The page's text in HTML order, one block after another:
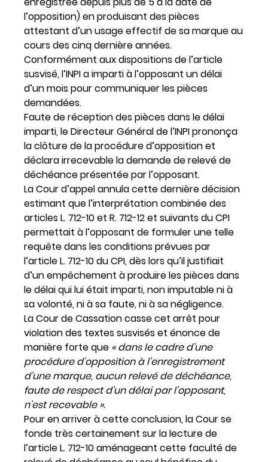
l’opposition) en produisant des pièces
attestant d’un usage effectif de sa marque au
cours des cinq dernière années.
Conformément aux dispositions de l’article
susvisé, l’INPI a imparti à l’opposant un délai
d’un mois pour communiquer les pièces
demandées.
Faute de réception des pièces dans le délai
imparti, le Directeur Général de l’INPI prononça
la clôture de la procédure d’opposition et
déclara irrecevable la demande de relevé de
déchéance présentée par l’opposant.
La Cour d’appel annula cette dernière décision
estimant que l’interprétation combinée des
articles L. 712-10 et R. 712-12 et suivants du CPI
permettait à l’opposant de formuler une telle
requête dans les conditions prévues par
l’article L. 712-10 du CPI, dès lors qu’il justifiait
d’un empêchement à produire les pièces dans
le délai qui lui était imparti, non imputable ni à
sa volonté, ni à sa faute, ni à sa négligence.
La Cour de Cassation casse cet arrêt pour
violation des textes susvisés et énonce de
manière forte que « dans le cadre d’une
procédure d’opposition à l’enregistrement
d’une marque, aucun relevé de déchéance,
faute de respect d’un délai par l’opposant,
n’est recevable ».
Pour en arriver à cette conclusion, la Cour se
fonde très certainement sur la lecture de
l’article L. 712-10 aménageant cette faculté de